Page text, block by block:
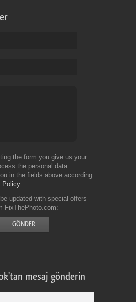
the form you give us your
the personal data
in the fields above according
Policy
updated with special offers
FixThePhoto.com
mesaj gönderin